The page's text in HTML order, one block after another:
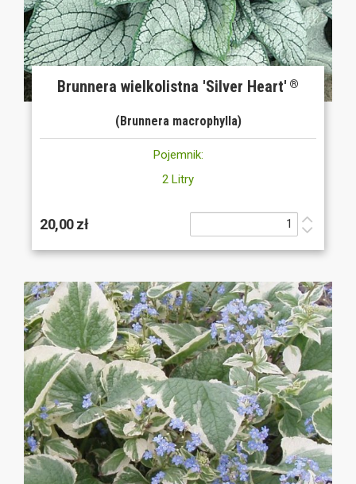
Brunnera wielkolistna 'Silver Heart' ®
(Brunnera macrophylla)
Pojemnik:
2 Litry
20,00 zł